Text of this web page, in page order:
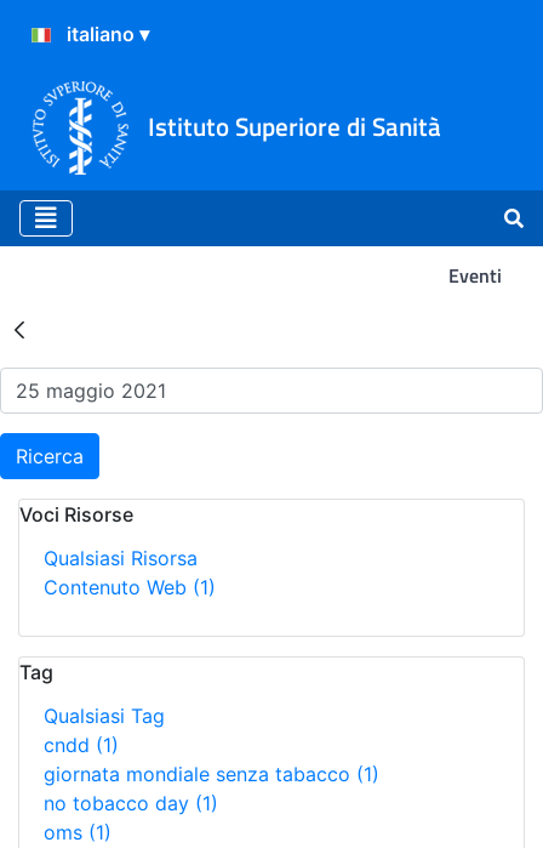
Istituto Superiore di Sanità
Eventi
Risultati della Ricerca -
Ricerca
Voci Risorse
Qualsiasi Risorsa
Contenuto Web (1)
Tag
Qualsiasi Tag
cndd (1)
giornata mondiale senza tabacco (1)
no tobacco day (1)
oms (1)